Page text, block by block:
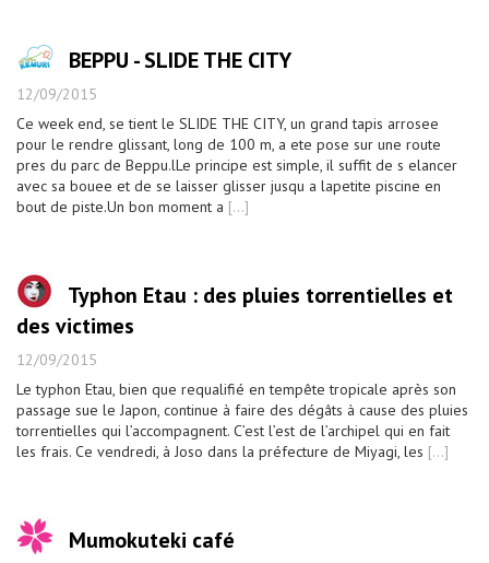
BEPPU - SLIDE THE CITY
12/09/2015
Ce week end, se tient le SLIDE THE CITY, un grand tapis arrosee
pour le rendre glissant, long de 100 m, a ete pose sur une route
pres du parc de Beppu.lLe principe est simple, il suffit de s elancer
avec sa bouee et de se laisser glisser jusqu a lapetite piscine en
bout de piste.Un bon moment a [...]
Typhon Etau : des pluies torrentielles et
des victimes
12/09/2015
Le typhon Etau, bien que requalifié en tempête tropicale après son
passage sue le Japon, continue à faire des dégâts à cause des pluies
torrentielles qui l’accompagnent. C’est l’est de l’archipel qui en fait
les frais. Ce vendredi, à Joso dans la préfecture de Miyagi, les [...]
Mumokuteki café